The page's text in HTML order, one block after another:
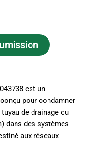
est un
pour condamner
tuyau de drainage ou
dans des systèmes
aux réseaux